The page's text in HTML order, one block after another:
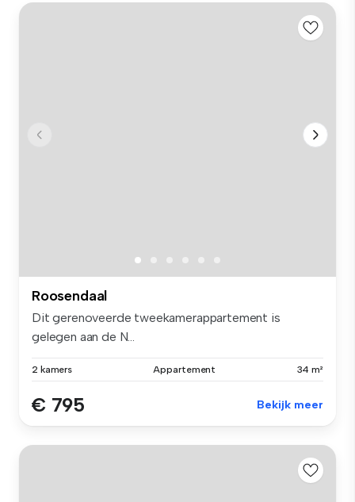
Roosendaal
Dit gerenoveerde tweekamerappartement is
gelegen aan de N...
2 kamers Appartement 34 m²
€ 795 Bekijk meer